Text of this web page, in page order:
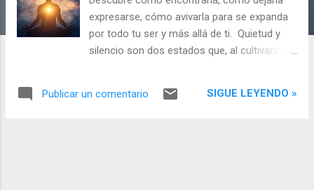
expresarse, cómo avivarla para se expanda
por todo tu ser y más allá de ti. Quietud y
silencio son dos estados que, al cultivarlos
plenitud.
Publicar un comentario SIGUE LEYENDO »